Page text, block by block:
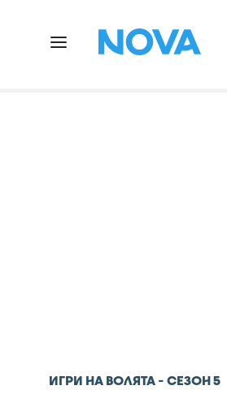
ИГРИ НА ВОЛЯТА - СЕЗОН 5